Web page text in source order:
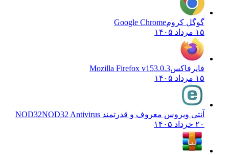
گوگل کرومGoogle Chrome
۱۵ مرداد ۱۴۰۵
فایرفاکسMozilla Firefox v153.0.3
۱۵ مرداد ۱۴۰۵
آنتی ویروس معروف و قدرتمند NOD32 NOD32 Antivirus
۲۰ خرداد ۱۴۰۵